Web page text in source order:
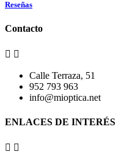
Reseñas
Contacto
 
Calle Terraza, 51
952 793 963
info@mioptica.net
ENLACES DE INTERÉS
 